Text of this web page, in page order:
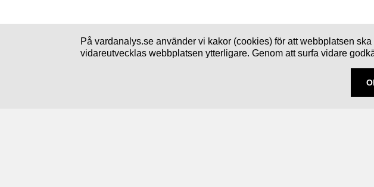
På vardanalys.se använder vi kakor (cookies) för att webbplatsen
vidareutvecklas webbplatsen ytterligare. Genom att surfa vidare